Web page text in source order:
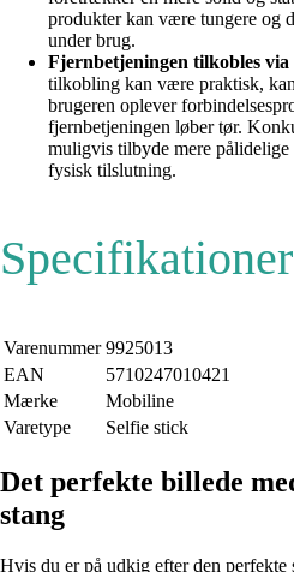
produkter kan være tungere og
under brug.
Fjernbetjeningen tilkobles via
tilkobling kan være praktisk,
brugeren oplever
fjernbetjeningen løber tør.
muligvis tilbyde mere
fysisk tilslutning.
Specifikationer
Varenummer 9925013
EAN
5710247010421
Mærke
Mobiline
Varetype
Selfie stick
Det perfekte billede
stang
Hvis du er på udkig efter den